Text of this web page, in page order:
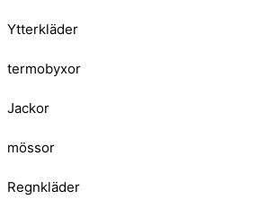
Ytterkläder
termobyxor
Jackor
mössor
Regnkläder